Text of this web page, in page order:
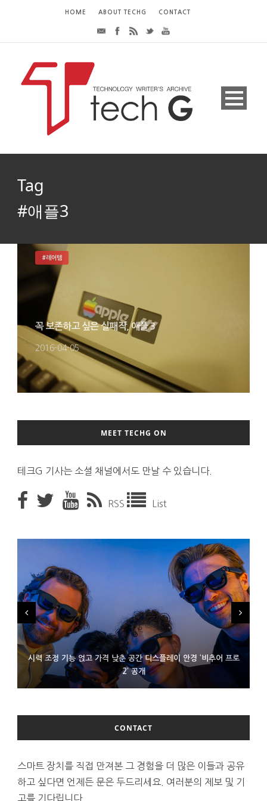
HOME ABOUT TECHG CONTACT
Tag
#애플3
꼭 보존하고 싶은 실패작, 애플 3
2016-04-05
#레어템
MEET TECHG ON
테크G 기사는 소셜 채널에서도 만날 수 있습니다.
RSS List
시력 조정 기능 얹고 가격 낮춘 공간 디스플레이 안경 ‘비추어 프로
2’ 공개
D램 부족에 10억달러어치 아이폰18 프로세서 패키징 대기 중
300~400달러 반지형 스피커 준비하는 오픈AI
CONTACT
스마트 장치를 직접 만져본 그 경험을 더 많은 이들과 공유
하고 싶다면 언제든 문은 두드리세요. 여러분의 제보 및 기
고를 기다립니다.